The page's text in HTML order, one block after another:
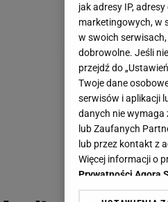
jak adresy IP,
marketingowych, w
w swoich
dobrowolne. Jeśli
przejdź do
Twoje dane
serwisów i aplikacji
danych nie wymaga
lub Zaufanych
lub przez kontakt z
Więcej informacji o
Prywatności Agora